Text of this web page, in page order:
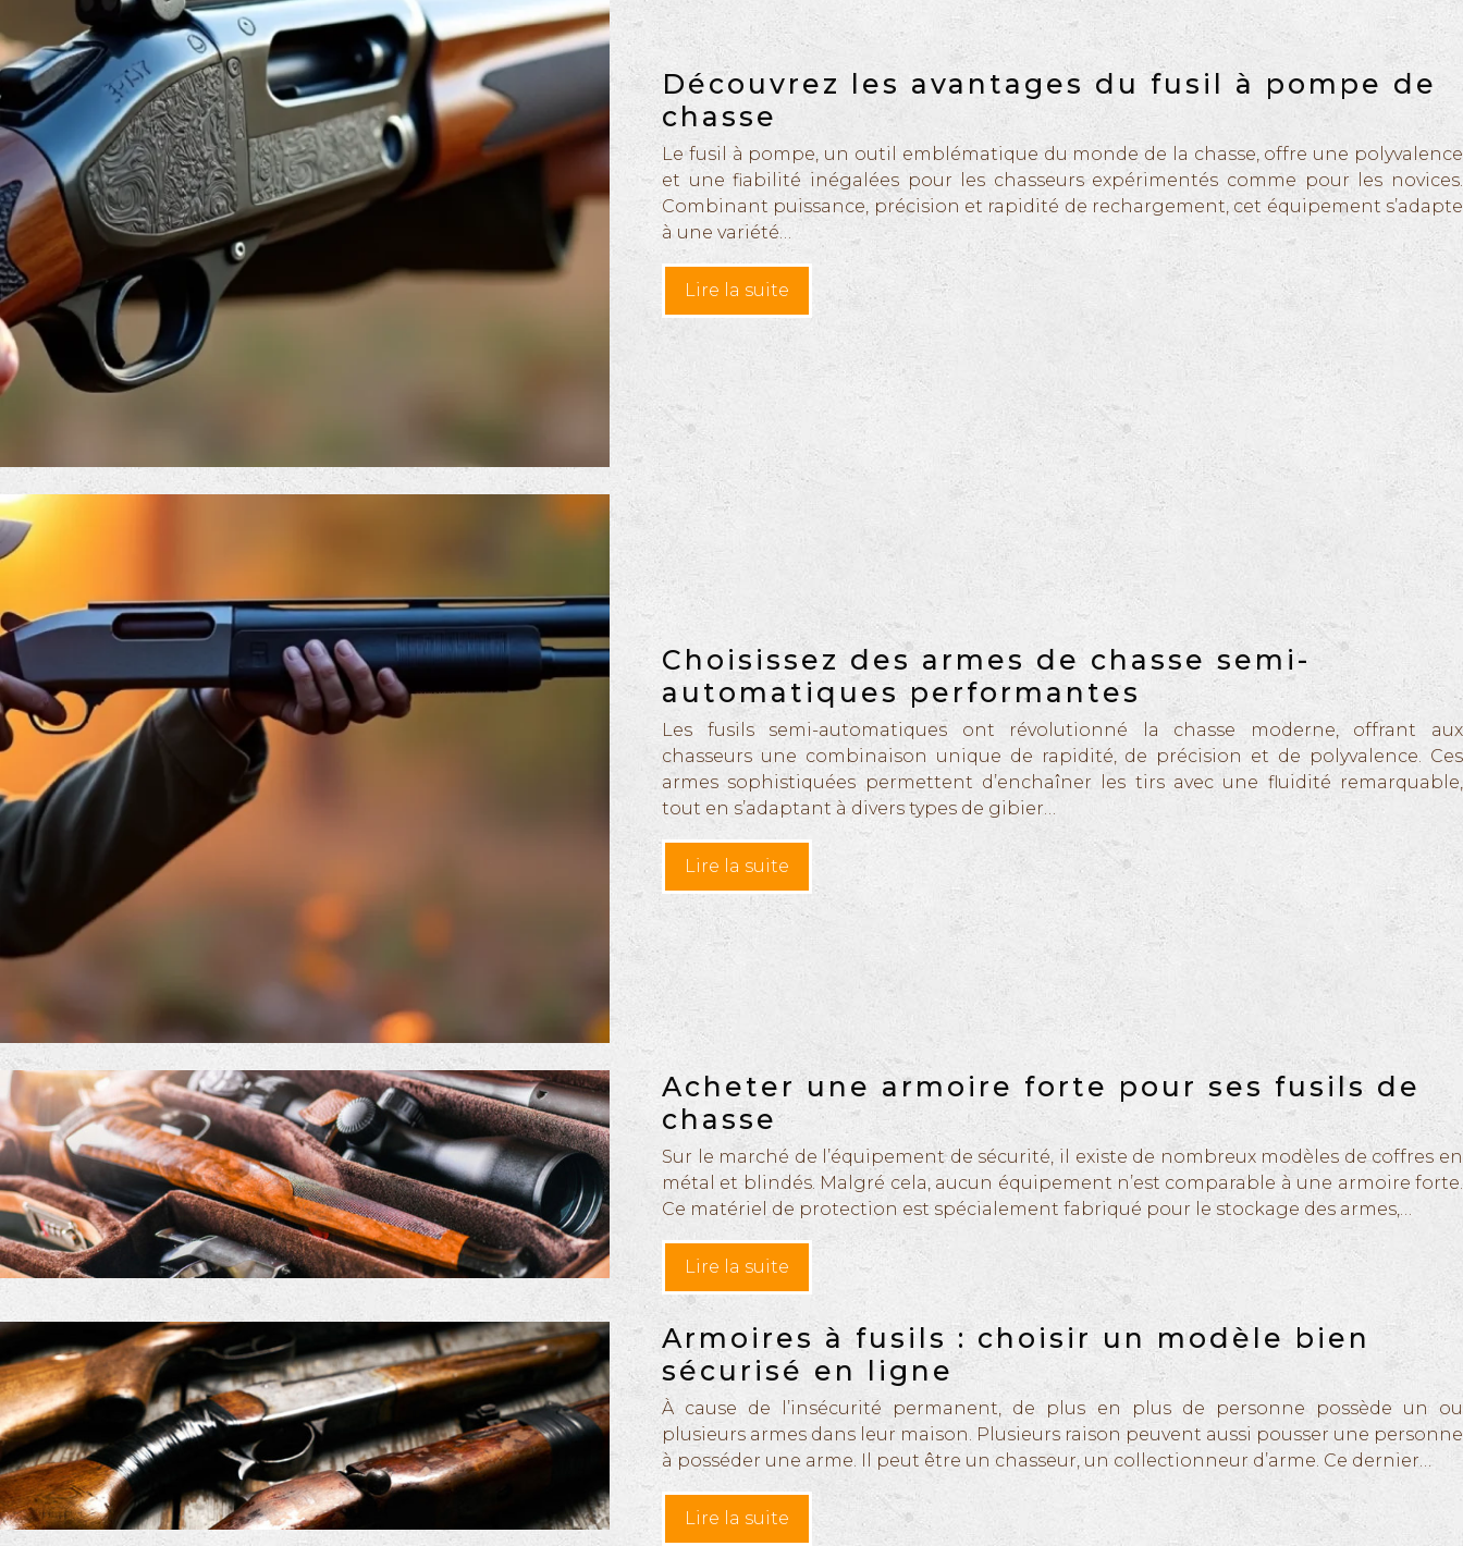
Découvrez les avantages du fusil à pompe de
chasse
Le fusil à pompe, un outil emblématique du monde de la chasse, offre une polyvalence
et une fiabilité inégalées pour les chasseurs expérimentés comme pour les novices.
Combinant puissance, précision et rapidité de rechargement, cet équipement s’adapte
à une variété…
Lire la suite
Choisissez des armes de chasse semi-
automatiques performantes
Les fusils semi-automatiques ont révolutionné la chasse moderne, offrant aux
chasseurs une combinaison unique de rapidité, de précision et de polyvalence. Ces
armes sophistiquées permettent d’enchaîner les tirs avec une fluidité remarquable,
tout en s’adaptant à divers types de gibier…
Lire la suite
Acheter une armoire forte pour ses fusils de
chasse
Sur le marché de l’équipement de sécurité, il existe de nombreux modèles de coffres en
métal et blindés. Malgré cela, aucun équipement n’est comparable à une armoire forte.
Ce matériel de protection est spécialement fabriqué pour le stockage des armes,…
Lire la suite
Armoires à fusils : choisir un modèle bien
sécurisé en ligne
À cause de l’insécurité permanent, de plus en plus de personne possède un ou
plusieurs armes dans leur maison. Plusieurs raison peuvent aussi pousser une personne
à posséder une arme. Il peut être un chasseur, un collectionneur d’arme. Ce dernier…
Lire la suite